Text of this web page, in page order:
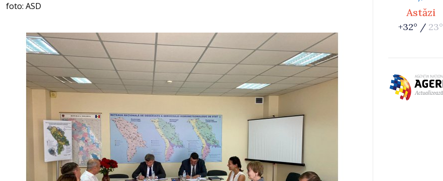
foto: ASD Astăzi
+32° / 23°